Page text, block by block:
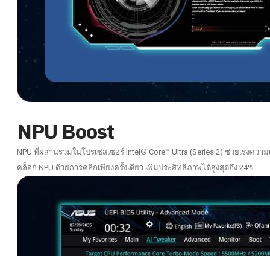
NPU Boost
NPU ที่ผสานรวมในโปรเซสเซอร์ Intel® Core™ Ultra (Series 2) ช่วยเร่งค
คล็อก NPU ด้วยการคลิกเพียงครั้งเดียว เพิ่มประสิทธิภาพได้สูงสุดถึง 24%